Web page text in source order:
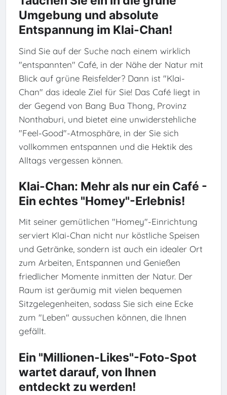
Umgebung und absolute
Entspannung im Klai-Chan!
Sind Sie auf der Suche nach einem wirklich
"entspannten" Café, in der Nähe der Natur mit
Blick auf grüne Reisfelder? Dann ist "Klai-
Chan" das ideale Ziel für Sie! Das Café liegt in
der Gegend von Bang Bua Thong, Provinz
Nonthaburi, und bietet eine unwiderstehliche
"Feel-Good"-Atmosphäre, in der Sie sich
vollkommen entspannen und die Hektik des
Alltags vergessen können.
Klai-Chan: Mehr als nur ein Café -
Ein echtes "Homey"-Erlebnis!
Mit seiner gemütlichen "Homey"-Einrichtung
serviert Klai-Chan nicht nur köstliche Speisen
und Getränke, sondern ist auch ein idealer Ort
zum Arbeiten, Entspannen und Genießen
friedlicher Momente inmitten der Natur. Der
Raum ist geräumig mit vielen bequemen
Sitzgelegenheiten, sodass Sie sich eine Ecke
zum "Leben" aussuchen können, die Ihnen
gefällt.
Ein "Millionen-Likes"-Foto-Spot
wartet darauf, von Ihnen
entdeckt zu werden!